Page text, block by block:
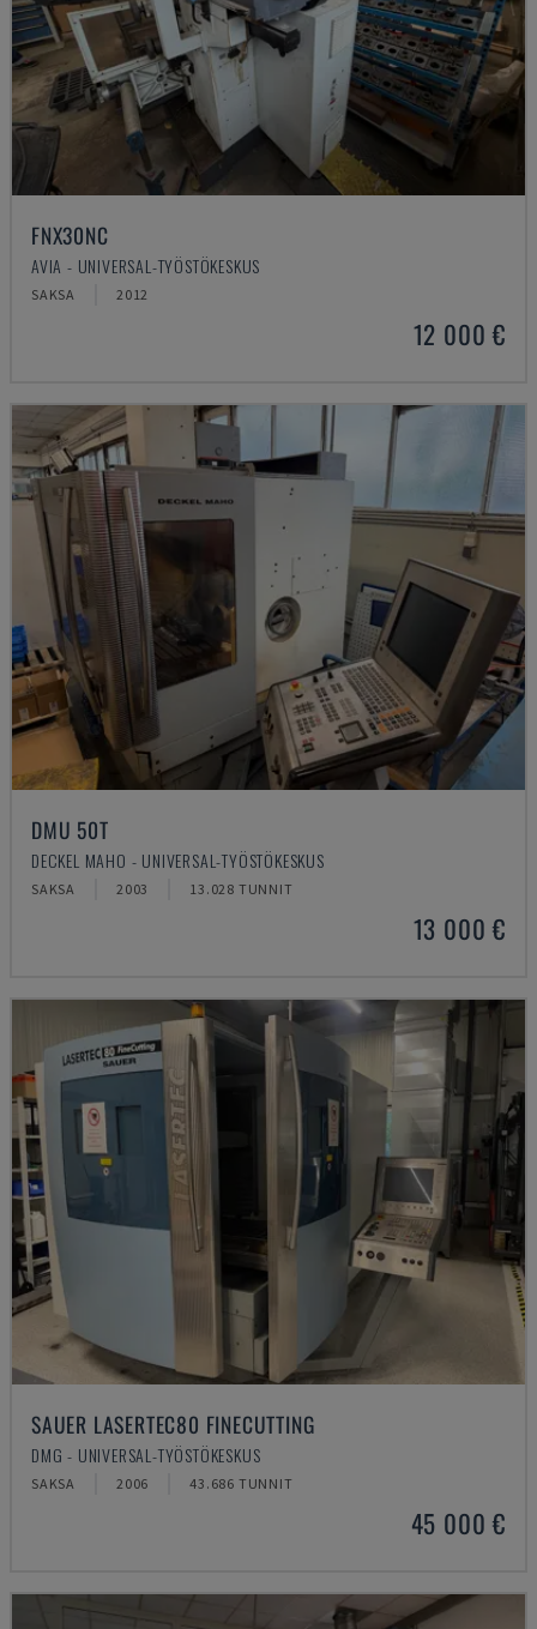
FNX30NC
AVIA - UNIVERSAL-TYÖSTÖKESKUS
SAKSA 2012
12 000 €
DMU 50T
DECKEL MAHO - UNIVERSAL-TYÖSTÖKESKUS
SAKSA 2003 13.028 TUNNIT
13 000 €
SAUER LASERTEC80 FINECUTTING
DMG - UNIVERSAL-TYÖSTÖKESKUS
SAKSA 2006 43.686 TUNNIT
45 000 €